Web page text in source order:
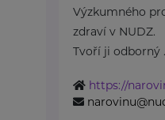
Výzkumného
zdraví v NUDZ.
Tvoří ji odborný
https://